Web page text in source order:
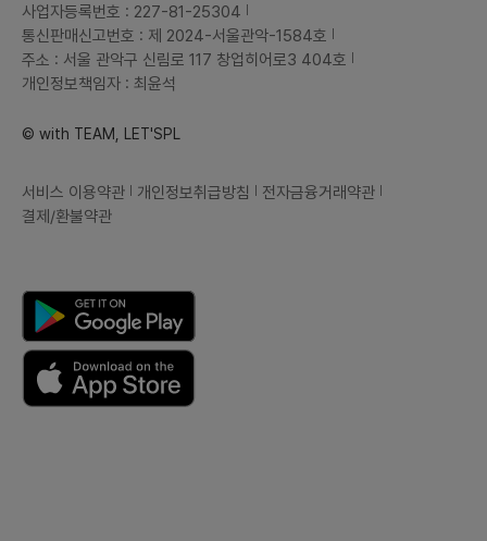
사업자등록번호 : 227-81-25304
통신판매신고번호 : 제 2024-서울관악-1584호
주소 : 서울 관악구 신림로 117 창업히어로3 404호
개인정보책임자 : 최윤석
© with TEAM, LET'SPL
서비스 이용약관 개인정보취급방침
전자금융거래약관
결제/환불약관